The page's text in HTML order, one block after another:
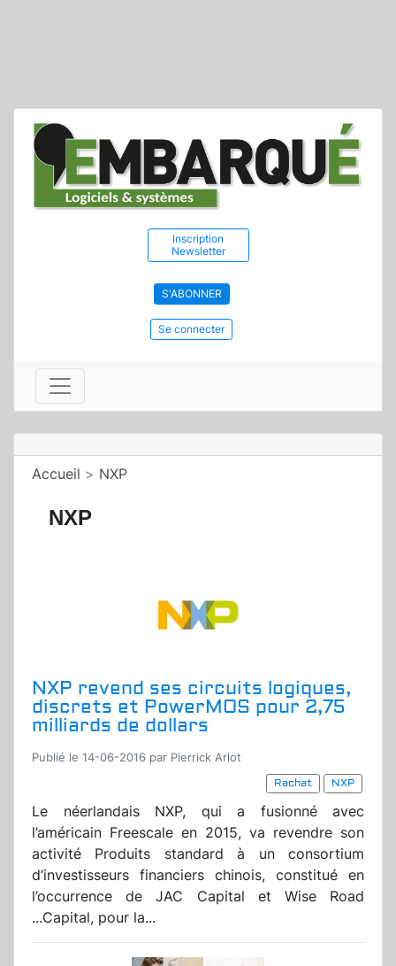
Inscription
Newsletter
S'ABONNER
Se connecter
Accueil > NXP
NXP
NXP revend ses circuits logiques,
discrets et PowerMOS pour 2,75
milliards de dollars
Publié le 14-06-2016 par Pierrick Arlot
Rachat
NXP
Le néerlandais NXP, qui a fusionné avec
l’américain Freescale en 2015, va revendre son
activité Produits standard à un consortium
d’investisseurs financiers chinois, constitué en
l’occurrence de JAC Capital et Wise Road
...Capital, pour la...